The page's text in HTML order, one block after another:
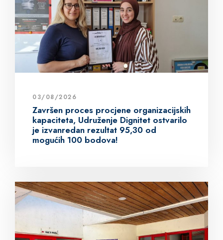
03/08/2026
Završen proces procjene organizacijskih
kapaciteta, Udruženje Dignitet ostvarilo
je izvanredan rezultat 95,30 od
mogućih 100 bodova!